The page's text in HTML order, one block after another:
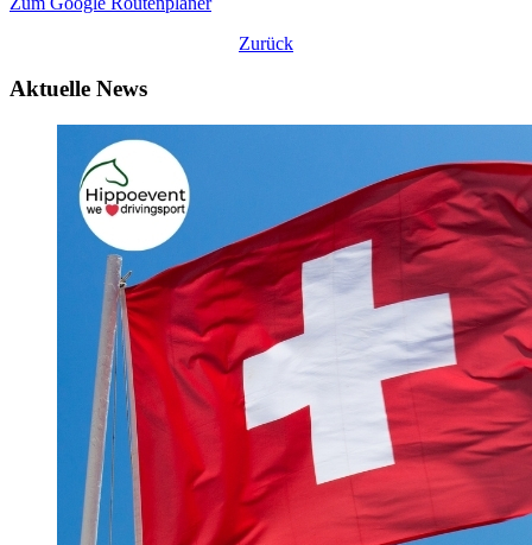
Zurück
Aktuelle News